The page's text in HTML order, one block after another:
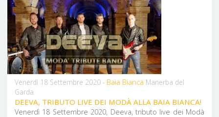
Venerdì 18 Settembre 2020 - Baia Bianca Manerba del
Garda
DEEVA, TRIBUTO LIVE DEI MODÀ ALLA BAIA BIANCA!
Venerdì 18 Settembre 2020, Deeva, tributo live dei Modà